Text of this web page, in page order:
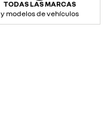
TODAS LAS MARCAS
y modelos de vehículos